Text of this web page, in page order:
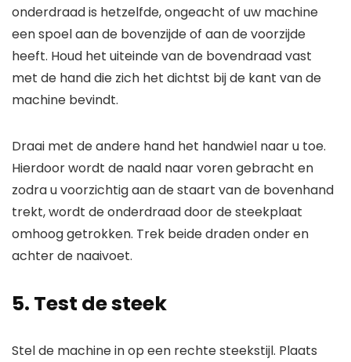
onderdraad is hetzelfde, ongeacht of uw machine
een spoel aan de bovenzijde of aan de voorzijde
heeft. Houd het uiteinde van de bovendraad vast
met de hand die zich het dichtst bij de kant van de
machine bevindt.
Draai met de andere hand het handwiel naar u toe.
Hierdoor wordt de naald naar voren gebracht en
zodra u voorzichtig aan de staart van de bovenhand
trekt, wordt de onderdraad door de steekplaat
omhoog getrokken. Trek beide draden onder en
achter de naaivoet.
5. Test de steek
Stel de machine in op een rechte steekstijl. Plaats